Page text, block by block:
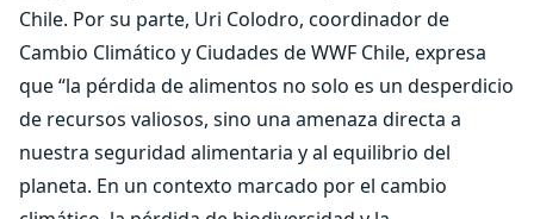
Chile. Por su parte, Uri Colodro, coordinador de
Cambio Climático y Ciudades de WWF Chile, expresa
que “la pérdida de alimentos no solo es un desperdicio
de recursos valiosos, sino una amenaza directa a
nuestra seguridad alimentaria y al equilibrio del
planeta. En un contexto marcado por el cambio